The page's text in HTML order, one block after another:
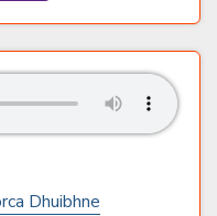
Dhuibhne